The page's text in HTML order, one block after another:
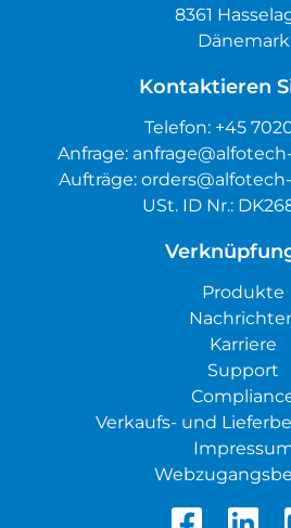
8361
Dänemark
Kontaktieren
Telefon: +45
Anfrage:
Aufträge:
USt. ID Nr.:
Produkte
Karriere
Support
Verkaufs- und